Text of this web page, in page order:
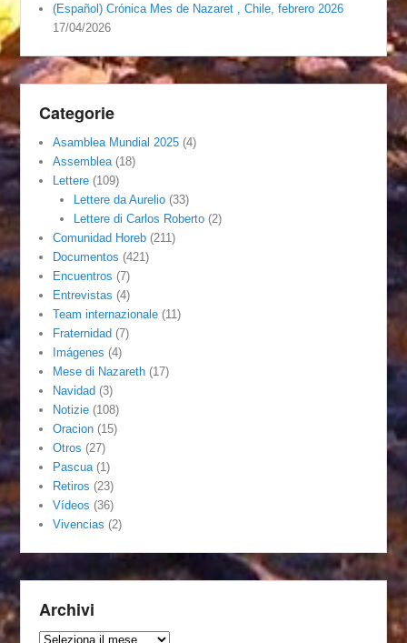
(Español) Crónica Mes de Nazaret , Chile, febrero 2026
17/04/2026
Categorie
Asamblea Mundial 2025 (4)
Assemblea (18)
Lettere (109)
Lettere da Aurelio(33)
Lettere di Carlos Roberto(2)
Comunidad Horeb (211)
Documentos (421)
Encuentros (7)
Entrevistas (4)
Team internazionale (11)
Fraternidad (7)
Imágenes (4)
Mese di Nazareth (17)
Navidad (3)
Notizie (108)
Oracion (15)
Otros (27)
Pascua (1)
Retiros (23)
Vídeos (36)
Vivencias (2)
Archivi
Archivi